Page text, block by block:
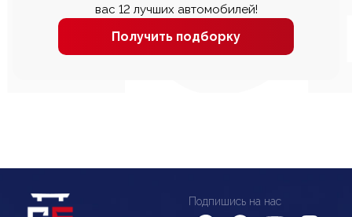
вас 12 лучших автомобилей!
Получить подборку
Подпишись на нас